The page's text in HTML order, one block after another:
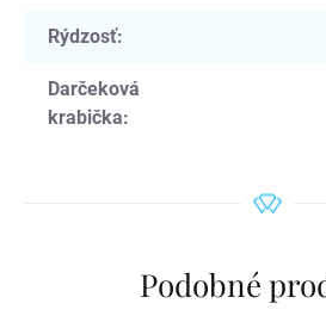
Rýdzosť:
Darčeková
krabička:
Podobné